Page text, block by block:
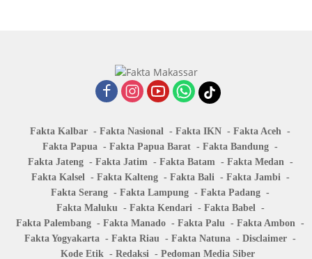
Fakta Kalbar Fakta Nasional Fakta IKN
Fakta Aceh
Fakta Papua
Fakta Papua Barat
Fakta Bandung
Fakta Jateng
Fakta Jatim Fakta Batam
Fakta Medan
Fakta Kalsel
Fakta Kalteng Fakta Bali
Fakta Jambi
Fakta Serang
Fakta Lampung
Fakta Padang
Fakta Maluku
Fakta Kendari
Fakta Babel
Fakta Palembang
Fakta Manado Fakta Palu
Fakta Ambon
Fakta Yogyakarta
Fakta Riau Fakta Natuna
Disclaimer
Kode Etik
Redaksi Pedoman Media Siber